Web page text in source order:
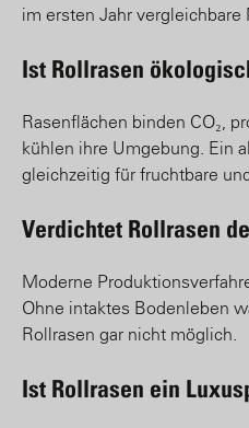
im ersten Jahr vergleichbare
Ist Rollrasen
Rasenflächen binden CO₂,
kühlen ihre Umgebung. Ein
gleichzeitig für fruchtbare
Verdichtet Rollrasen
Moderne
Ohne intaktes Bodenleben
Rollrasen gar nicht möglich.
Ist Rollrasen ein